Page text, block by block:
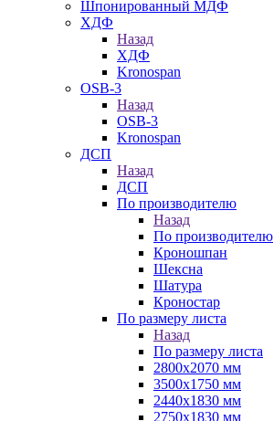
Шпонированный МДФ
ХДФ
Назад
ХДФ
Kronospan
OSB-3
Назад
OSB-3
Kronospan
ДСП
Назад
ДСП
По производителю
Назад
По производителю
Кроношпан
Шексна
Шатура
Кроностар
По размеру листа
Назад
По размеру листа
2800х2070 мм
3500х1750 мм
2440х1830 мм
2750х1830 мм